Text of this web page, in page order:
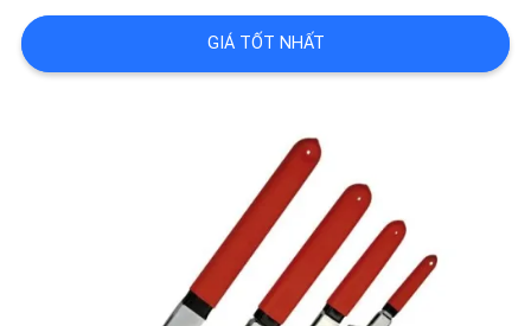
KIỂM
GIÁ TỐT NHẤT